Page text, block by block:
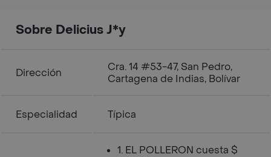
Sobre Delicius J*y
Dirección
Cra. 14 #53-47, San Pedro,
Cartagena de Indias, Bolívar
Especialidad Típica
1. EL POLLERON cuesta $